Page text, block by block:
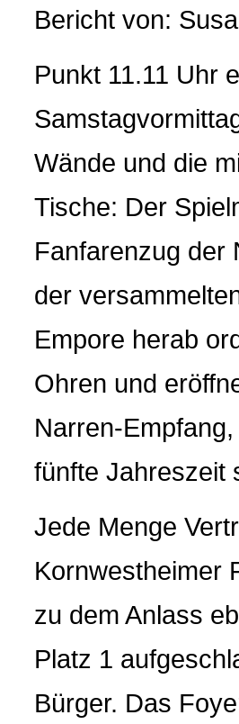
Bericht von:
Punkt 11.11 Uhr
Wände und die
Tische: Der
Fanfarenzug der
der
Empore herab
Ohren und
Narren-
fünfte Jahreszeit
Jede Menge
Kornwestheimer
zu dem Anlass
Platz 1
Bürger. Das